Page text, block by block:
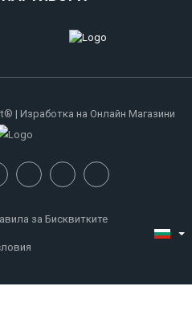
| Изработка на Онлайн Магазини
за Бисквитките